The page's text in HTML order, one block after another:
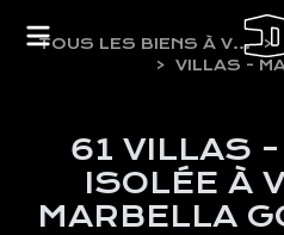
TOUS LES BIENS À VENDRE
61 VILLAS
ISOLÉE À
MARBELLA